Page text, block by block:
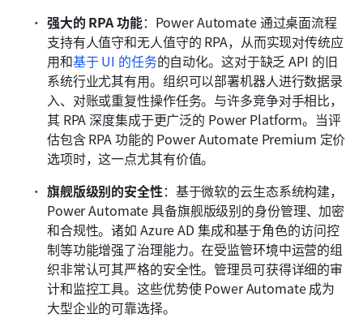
强大的 RPA 功能：Power Automate 通过桌面流程
支持有人值守和无人值守的 RPA，从而实现对传统应
用和基于 UI 的任务的自动化。这对于缺乏 API 的旧
系统行业尤其有用。组织可以部署机器人进行数据录
入、对账或重复性操作任务。与许多竞争对手相比，
其 RPA 深度集成于更广泛的 Power Platform。当评
估包含 RPA 功能的 Power Automate Premium 定价
选项时，这一点尤其有价值。
旗舰版级别的安全性：基于微软的云生态系统构建，
Power Automate 具备旗舰版级别的身份管理、加密
和合规性。诸如 Azure AD 集成和基于角色的访问控
制等功能增强了治理能力。在受监管环境中运营的组
织非常认可其严格的安全性。管理员可获得详细的审
计和监控工具。这些优势使 Power Automate 成为
大型企业的可靠选择。